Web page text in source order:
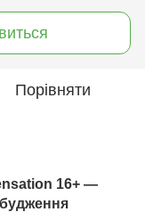
Порівняти
16+ —